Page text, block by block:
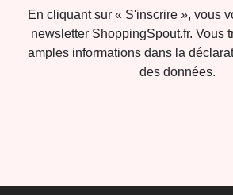
En cliquant sur « S'inscrire », vous
newsletter ShoppingSpout.fr. Vous
amples informations dans la
des données.